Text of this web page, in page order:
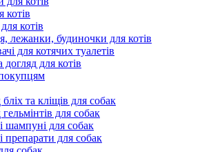
котів
котів
лежанки, будиночки для котів
для котячих туалетів
догляд для котів
бліх та кліщів для собак
для собак
шампуні для собак
препарати для собак